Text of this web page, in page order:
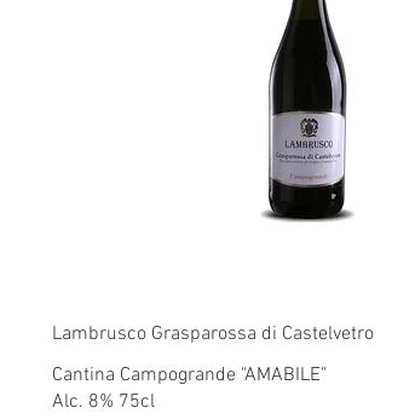
Lambrusco Grasparossa di Castelvetro
Cantina Campogrande "AMABILE"
Alc. 8% 75cl